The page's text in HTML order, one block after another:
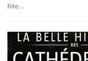
Rite…